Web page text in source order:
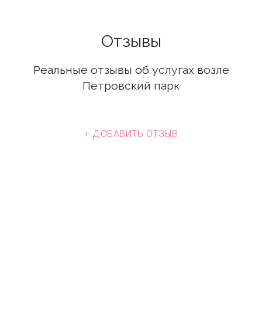
Отзывы
Реальные отзывы об услугах возле
Петровский парк
+ ДОБАВИТЬ ОТЗЫВ